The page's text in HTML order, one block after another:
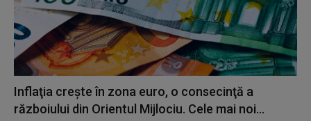
Inflaţia creşte în zona euro, o consecinţă a
războiului din Orientul Mijlociu. Cele mai noi...